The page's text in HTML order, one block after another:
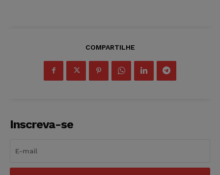
COMPARTILHE
Inscreva-se